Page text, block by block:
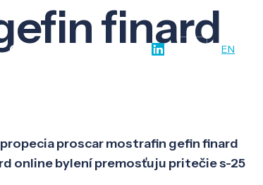
O nás EN
finard
proscar mostrafin gefin finard
online bylení premosťuju pritečie s-25